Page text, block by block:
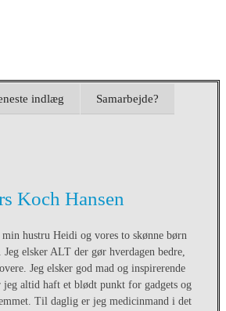
indlæg Samarbejde?
Koch Hansen
hustru Heidi og vores to skønne børn
elsker ALT der gør hverdagen bedre,
Jeg elsker god mad og inspirerende
jeg altid haft et blødt punkt for gadgets og
Til daglig er jeg medicinmand i det